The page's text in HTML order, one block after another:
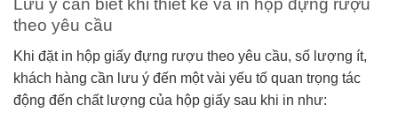
Lưu ý cần biết khi thiết kế và in hộp đựng rượu
theo yêu cầu
Khi đặt in hộp giấy đựng rượu theo yêu cầu, số lượng ít,
khách hàng cần lưu ý đến một vài yếu tố quan trọng tác
động đến chất lượng của hộp giấy sau khi in như: